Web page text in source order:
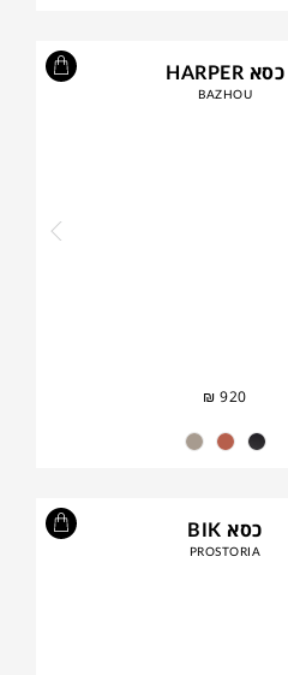
כסא HARPER
BAZHOU
₪ 920
כסא BIK
PROSTORIA